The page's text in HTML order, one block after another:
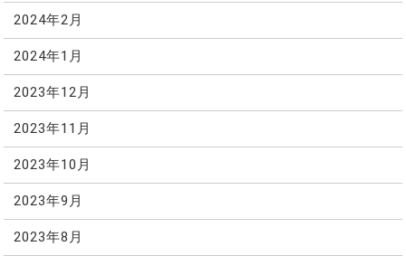
2024年2月
2024年1月
2023年12月
2023年11月
2023年10月
2023年9月
2023年8月